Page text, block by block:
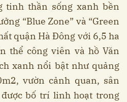
tinh thần sống xanh bền
“Blue Zone” và “Green
quận Hà Đông với 6,5 ha
thể công viên và hồ Văn
xanh nổi bật như quảng
vườn cảnh quan, sân
bố trí linh hoạt trong